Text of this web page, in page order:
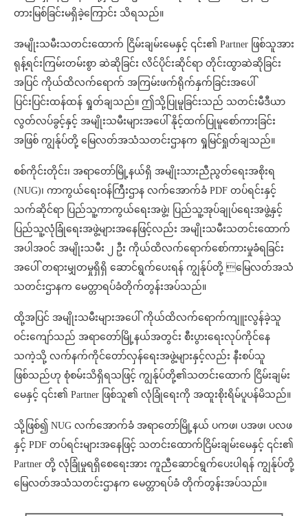
တားမြစ်ခြင်းမရှိခဲ့ကြောင်း သိရသည်။
အမျိုးသမီးသတင်းထောက် ငြိမ်းချမ်းမေနှင့် ၎င်း၏ Partner ဖြစ်သူအား
ရုန့်ရင်းကြမ်းတမ်းစွာ ဆဲဆိုခြင်း လိင်ပိုင်းဆိုင်ရာ တိုင်းထွာဆဲဆိုခြင်း
အပြင် ကိုယ်ထိလက်ရောက် အကြမ်းဖက်ရိုက်နှက်ခြင်းအပေါ်
ပြင်းပြင်းထန်ထန် ရှုတ်ချသည်။ ဤသို့ပြုမူခြင်းသည် သတင်းမီဒီယာ
လွတ်လပ်ခွင့်နှင့် အမျိုးသမီးများအပေါ် နိုင့်ထက်ပြုမူစော်ကားခြင်း
အဖြစ် ကျွန်ုပ်တို့ မြေလတ်အသံသတင်းဌာနက ရှုမြင်ရှုတ်ချသည်။
စစ်ကိုင်းတိုင်း၊ အရာတော်မြို့နယ်ရှိ အမျိုးသားညီညွတ်ရေးအစိုးရ
(NUG)၊ ကာကွယ်ရေးဝန်ကြီးဌာန လက်အောက်ခံ PDF တပ်ရင်းနှင့်
သက်ဆိုင်ရာ ပြည်သူ့ကာကွယ်ရေးအဖွဲ့၊ ပြည်သူ့အုပ်ချုပ်ရေးအဖွဲ့နှင့်
ပြည်သူ့လုံခြုံရေးအဖွဲ့များအနေဖြင့်လည်း အမျိုးသမီးသတင်းထောက်
အပါအဝင် အမျိုးသမီး ၂ ဦး ကိုယ်ထိလက်ရောက်စော်ကားမှုခံရခြင်း
အပေါ် တရားမျှတမှုရှိရှိ ဆောင်ရွက်ပေးရန် ကျွန်ုပ်တို့ မြေလတ်အသံ
သတင်းဌာနက မေတ္တာရပ်ခံတိုက်တွန်းအပ်သည်။
ထို့အပြင် အမျိုးသမီးများအပေါ် ကိုယ်ထိလက်ရောက်ကျူးလွန်ခဲ့သူ
ဝင်းကျော်သည် အရာတော်မြို့နယ်အတွင်း စီးပွားရေးလုပ်ကိုင်နေ
သကဲ့သို့ လက်နက်ကိုင်တော်လှန်ရေးအဖွဲ့များနှင့်လည်း နီးစပ်သူ
ဖြစ်သည်ဟု စုံစမ်းသိရှိရသဖြင့် ကျွန်ုပ်တို့၏သတင်းထောက် ငြိမ်းချမ်း
မေနှင့် ၎င်း၏ Partner ဖြစ်သူ၏ လုံခြုံရေးကို အထူးစိုးရိမ်ပူပန်မိသည်။
သို့ဖြစ်၍ NUG လက်အောက်ခံ အရာတော်မြို့နယ် ပကဖ၊ ပအဖ၊ ပလဖ
နှင့် PDF တပ်ရင်းများအနေဖြင့် သတင်းထောက်ငြိမ်းချမ်းမေနှင့် ၎င်း၏
Partner တို့ လုံခြုံမှုရရှိစေရေးအား ကူညီဆောင်ရွက်ပေးပါရန် ကျွန်ုပ်တို့
မြေလတ်အသံသတင်းဌာနက မေတ္တာရပ်ခံ တိုက်တွန်းအပ်သည်။